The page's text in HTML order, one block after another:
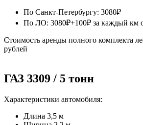
По Санкт-Петербургу: 3080₽
По ЛО: 3080₽+100₽ за каждый км
Стоимость аренды полного комплекта
рублей
ГАЗ 3309 / 5 тонн
Характеристики автомобиля:
Длина 3,5 м